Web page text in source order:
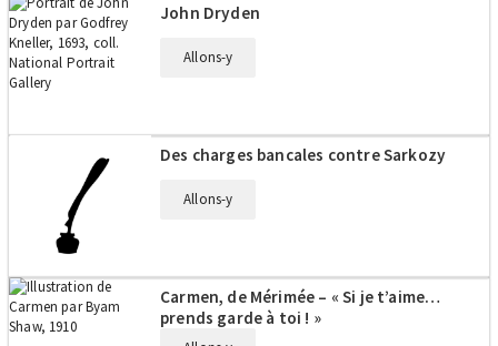
John Dryden
Allons-y
Des charges bancales contre Sarkozy
Allons-y
Carmen, de Mérimée – « Si je t’aime…
prends garde à toi ! »